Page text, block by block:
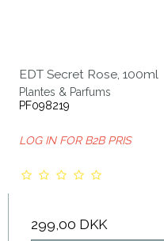
EDT Secret Rose, 100ml
Plantes & Parfums
PF098219
LOG IN FOR B2B PRIS
299,00 DKK